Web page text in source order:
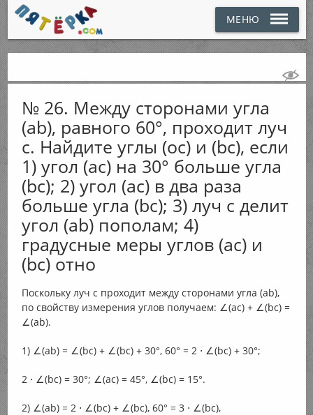
МЕНЮ
№ 26. Между сторонами угла
(ab), равного 60°, проходит луч
c. Найдите углы (ос) и (bc), если
1) угол (ас) на 30° больше угла
(bс); 2) угол (ас) в два раза
больше угла (bс); 3) луч c делит
угол (ab) пополам; 4)
градусные меры углов (ас) и
(bс) отно
Поскольку луч с проходит между сторонами угла (ab),
по свойству измерения углов получаем: ∠(ac) + ∠(bc) =
∠(ab).
1) ∠(ab) = ∠(bc) + ∠(bc) + 30°, 60° = 2 ⋅ ∠(bc) + 30°;
2 ⋅ ∠(bc) = 30°; ∠(ac) = 45°, ∠(bc) = 15°.
2) ∠(ab) = 2 ⋅ ∠(bc) + ∠(bc), 60° = 3 ⋅ ∠(bc),